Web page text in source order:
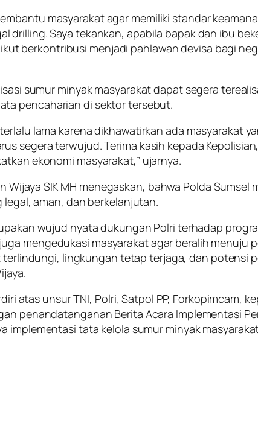
masyarakat agar memiliki standar
drilling. Saya tekankan, apabila bapak dan ibu
berkontribusi menjadi pahlawan devisa bagi
sumur minyak masyarakat dapat segera
pencaharian di sektor tersebut.
lama karena dikhawatirkan ada masyarakat
segera terwujud. Terima kasih kepada
ekonomi masyarakat,” ujarnya.
Wijaya SIK MH menegaskan, bahwa Polda
aman, dan berkelanjutan.
wujud nyata dukungan Polri terhadap
mengedukasi masyarakat agar beralih menuju
lingkungan tetap terjaga, dan potensi
atas unsur TNI, Polri, Satpol PP, Forkopimcam,
penandatanganan Berita Acara Implementasi
implementasi tata kelola sumur minyak